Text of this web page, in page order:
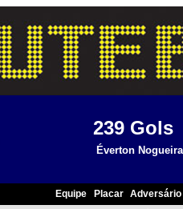
239 Gols
Éverton Nogueira
Equipe Placar
Adversário